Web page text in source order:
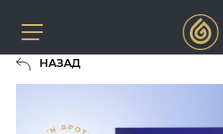
НАЗАД